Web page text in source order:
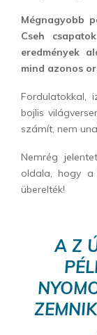
Mégnagyobb
Cseh
eredmények
mind azonos
Fordulatokkal,
bojlis
számít, nem
Nemrég
oldala, hogy a
überelték!
A Z